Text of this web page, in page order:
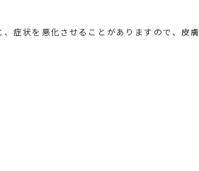
症状を悪化させることがありますので、皮膚